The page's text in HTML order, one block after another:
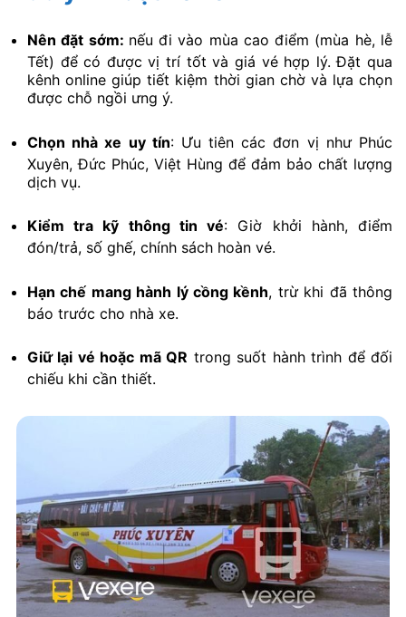
Nên đặt sớm: nếu đi vào mùa cao điểm (mùa hè, lễ
Tết) để có được vị trí tốt và giá vé hợp lý. Đặt qua
kênh online giúp tiết kiệm thời gian chờ và lựa chọn
được chỗ ngồi ưng ý.
Chọn nhà xe uy tín: Ưu tiên các đơn vị như Phúc
Xuyên, Đức Phúc, Việt Hùng để đảm bảo chất lượng
dịch vụ.
Kiểm tra kỹ thông tin vé: Giờ khởi hành, điểm
đón/trả, số ghế, chính sách hoàn vé.
Hạn chế mang hành lý cồng kềnh, trừ khi đã thông
báo trước cho nhà xe.
Giữ lại vé hoặc mã QR trong suốt hành trình để đối
chiếu khi cần thiết.